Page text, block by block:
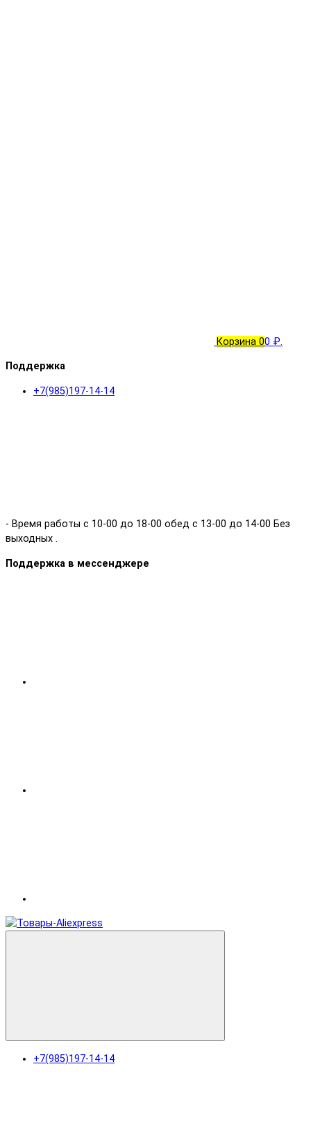
Корзина 00 ₽.
Поддержка
+7(985)197-14-14
- Время работы с 10-00 до 18-00 обед с 13-00 до 14-00 Без
выходных .
Поддержка в мессенджере
+7(985)197-14-14